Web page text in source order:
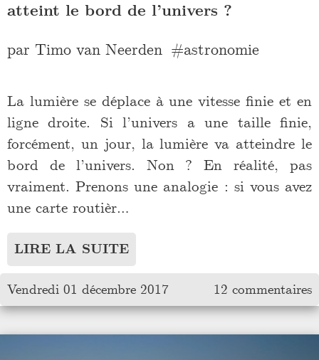
atteint le bord de l’univers ?
par Timo van Neerden astronomie
La lumière se déplace à une vitesse finie et en
ligne droite. Si l’univers a une taille finie,
forcément, un jour, la lumière va atteindre le
bord de l’univers. Non ? En réalité, pas
vraiment. Prenons une analogie : si vous avez
une carte routièr…
LIRE LA SUITE
Vendredi 01 décembre 2017 12 commentaires